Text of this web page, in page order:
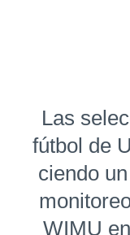
Las
fútbol de
cien­do
WIMU